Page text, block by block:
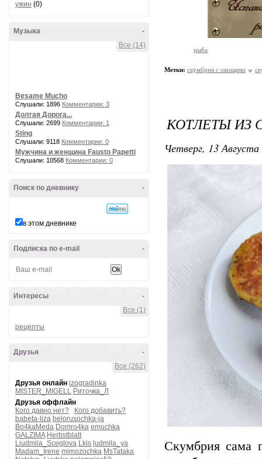
ужин (0)
-
Музыка
Все (14)
Besame Mucho
Слушали: 1896 Комментарии: 3
Долгая Дорога...
Слушали: 2699 Комментарии: 1
Sting
Слушали: 9118 Комментарии: 0
Мужчина и женщина Fausto Papetti
Слушали: 10568 Комментарии: 0
-
Поиск по дневнику
в этом дневнике
-
Подписка по e-mail
-
Интересы
Все (1)
рецепты
-
Друзья
Все (262)
Друзья онлайн izogradinka
MISTER_MIGELL Риточка_Л
Друзья оффлайн
Кого давно нет?
Кого добавить?
babeta-liza belorusochka-ja
Bo4kaMeda Domro4ka emuchka
GALZIMA Herbstblatt
Liudmila_Sceglova Lkis ludmila_ya
Madam_Irene mimozochka MsTataka
рыба
Метки: скумбрия с овощами
КОТЛЕТЫ ИЗ
Четверг, 13
Скумбрия сама